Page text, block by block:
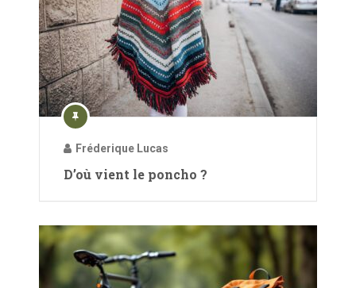
Fréderique Lucas
D’où vient le poncho ?